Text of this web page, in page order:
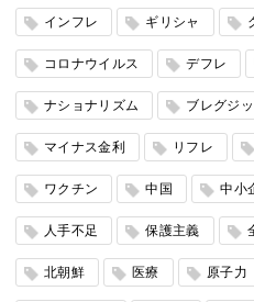
インフレ ギリシャ
コロナウイルス デフレ
ナショナリズム ブレグジッ
マイナス金利 リフレ
ワクチン 中国 中小
人手不足 保護主義
北朝鮮 医療 原子力